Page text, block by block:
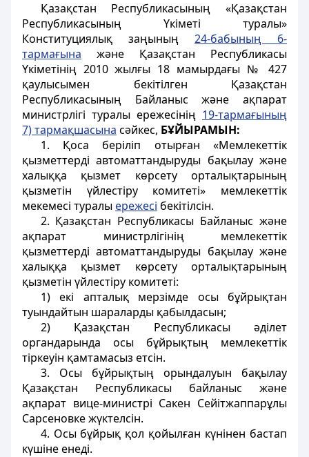
Қазақстан Республикасының «Қазақстан
Республикасының Үкіметі туралы»
Конституциялық заңының 24-бабының 6-
тармағына және Қазақстан Республикасы
Үкіметінің 2010 жылғы 18 мамырдағы № 427
қаулысымен бекітілген Қазақстан
Республикасының Байланыс және ақпарат
министрлігі туралы ережесінің 19-тармағының
7) тармақшасына сәйкес, БҰЙЫРАМЫН:
1. Қоса беріліп отырған «Мемлекеттік
қызметтерді автоматтандыруды бақылау және
халыққа қызмет көрсету орталықтарының
қызметін үйлестіру комитеті» мемлекеттік
мекемесі туралы ережесі бекітілсін.
2. Қазақстан Республикасы Байланыс және
ақпарат министрлігінің мемлекеттік
қызметтерді автоматтандыруды бақылау және
халыққа қызмет көрсету орталықтарының
қызметін үйлестіру комитеті:
1) екі апталық мерзімде осы бұйрықтан
туындайтын шараларды қабылдасын;
2) Қазақстан Республикасы әділет
органдарында осы бұйрықтың мемлекеттік
тіркеуін қамтамасыз етсін.
3. Осы бұйрықтың орындалуын бақылау
Қазақстан Республикасы байланыс және
ақпарат вице-министрі Сакен Сейітжаппарұлы
Сарсеновке жүктелсін.
4. Осы бұйрық қол қойылған күнінен бастап
күшіне енеді.